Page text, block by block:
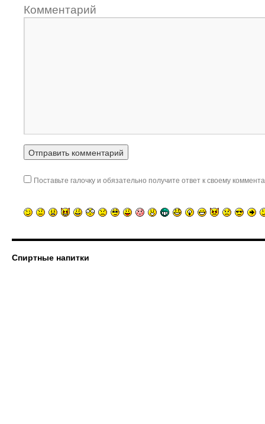
Комментарий
Поставьте галочку и обязательно получите ответ к своему
Спиртные напитки